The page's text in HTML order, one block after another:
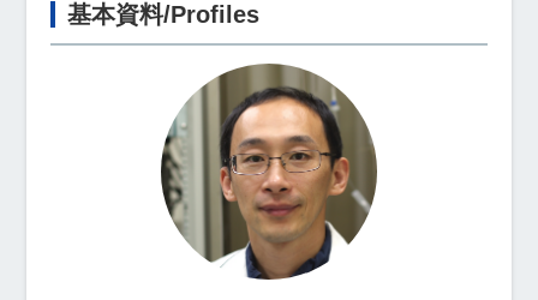
基本資料/Profiles